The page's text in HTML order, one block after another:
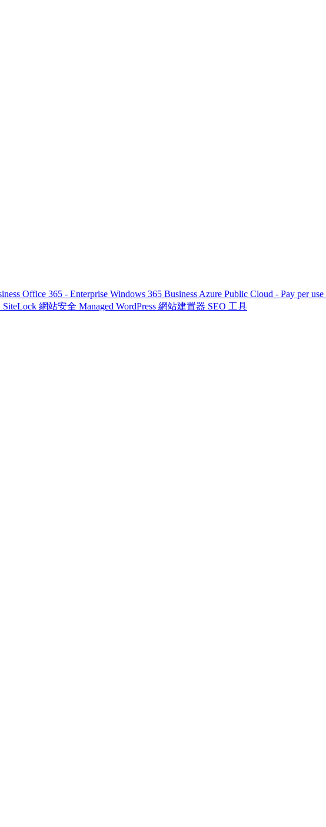
Office 365 - Enterprise Windows 365 Business Azure Public Cloud - Pay per use
SiteLock 網站安全 Managed WordPress 網站建置器 SEO 工具